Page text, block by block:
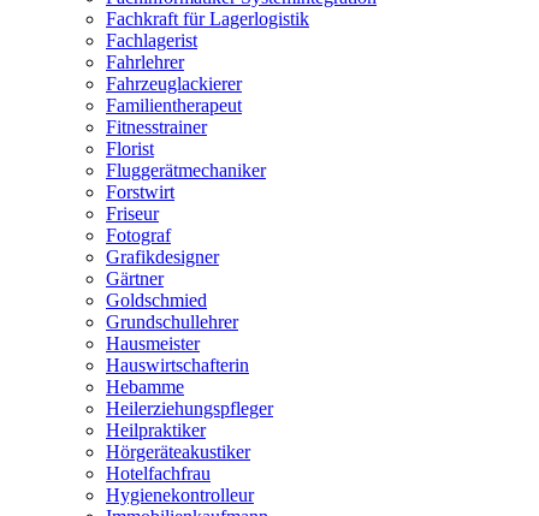
Fachkraft für Lagerlogistik
Fachlagerist
Fahrlehrer
Fahrzeuglackierer
Familientherapeut
Fitnesstrainer
Florist
Fluggerätmechaniker
Forstwirt
Friseur
Fotograf
Grafikdesigner
Gärtner
Goldschmied
Grundschullehrer
Hausmeister
Hauswirtschafterin
Hebamme
Heilerziehungspfleger
Heilpraktiker
Hörgeräteakustiker
Hotelfachfrau
Hygienekontrolleur